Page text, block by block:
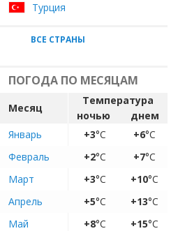
Турция
ВСЕ СТРАНЫ
ПОГОДА ПО МЕСЯЦАМ
Месяц
Температура
ночью
днем
Январь
+3°C +6°C
Февраль
+2°C +7°C
Март
+3°C +10°C
Апрель
+5°C +13°C
Май
+8°C +15°C